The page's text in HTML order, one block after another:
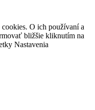
O ich používaní a
bližšie kliknutím na
Nastavenia